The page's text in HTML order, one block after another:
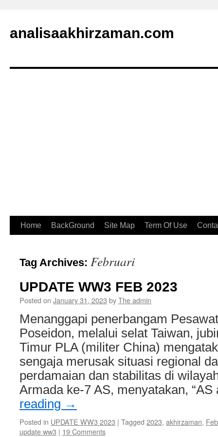
analisaakhirzaman.com
Home BackGround Site Map Term Of Use
Tag Archives: Februari
UPDATE WW3 FEB 2023
Posted on January 31, 2023 byThe admin
Menanggapi penerbangam
Poseidon, melalui selat Taiwan,
Timur PLA (militer China)
sengaja merusak situasi regional
perdamaian dan stabilitas di
Armada ke-7 AS, menyatakan,
reading →
Posted in UPDATE WW3 2023 | Tagged 2023, akhirzaman,
update ww3 | 19 Comments